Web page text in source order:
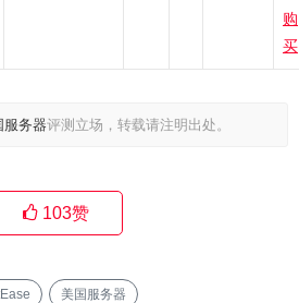
购
买
服务器评测立场，转载请注明出处。
103赞
美国服务器